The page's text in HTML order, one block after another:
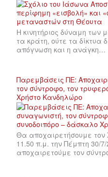
Η κινητήριος δύναμη των
τα κράτη, ούτε τα δίκτυα
απόγνωση και η ανάγκη…
Παρεμβάσεις ΠΕ:
τον σύντροφο, τον
Χρήστο Κανδηλώρο
Θα αποχαιρετήσουμε τον
11.50 π.μ. την Πέμπτη 30/
αποχαιρετούμε τον